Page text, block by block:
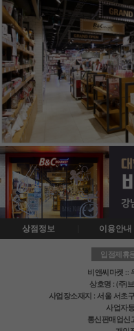
상점정보 이용안내
입점제휴
비앤씨마켓 ::
상호명 : (주)
사업장소재지 : 서울 서초
사업자
통신판매업신